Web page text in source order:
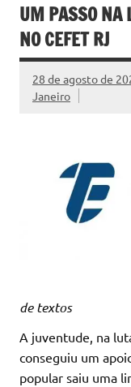
UM PASSO NA
NO CEFET RJ
28 de agosto de
Janeiro
de textos
A juventude, na
conseguiu um
popular saiu uma